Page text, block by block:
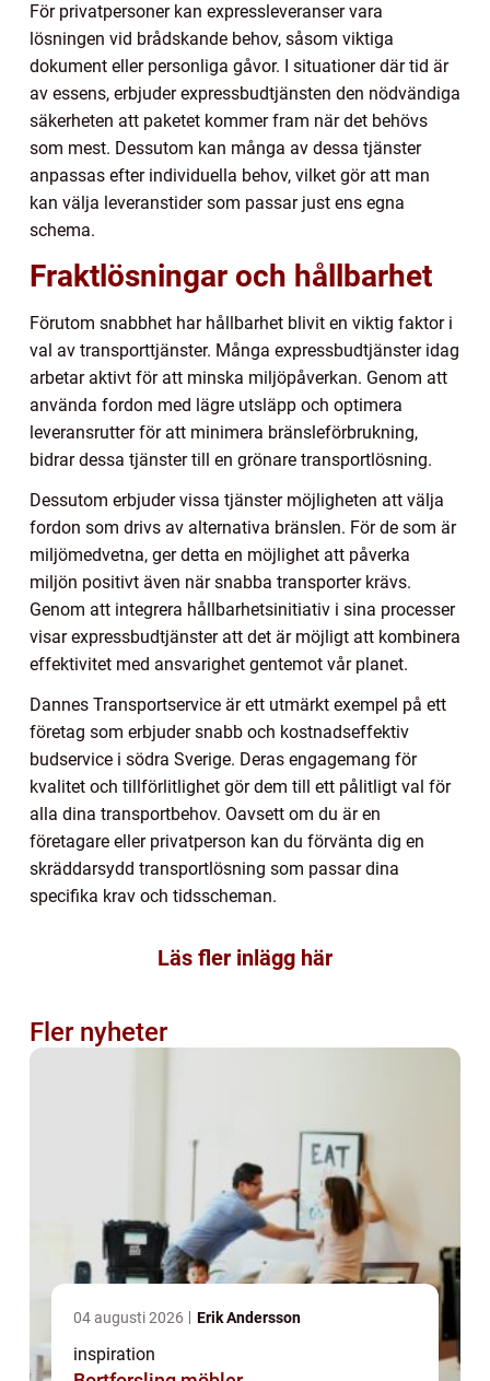
För privatpersoner kan expressleveranser vara
lösningen vid brådskande behov, såsom viktiga
dokument eller personliga gåvor. I situationer där tid är
av essens, erbjuder expressbudtjänsten den nödvändiga
säkerheten att paketet kommer fram när det behövs
som mest. Dessutom kan många av dessa tjänster
anpassas efter individuella behov, vilket gör att man
kan välja leveranstider som passar just ens egna
schema.
Fraktlösningar och hållbarhet
Förutom snabbhet har hållbarhet blivit en viktig faktor i
val av transporttjänster. Många expressbudtjänster idag
arbetar aktivt för att minska miljöpåverkan. Genom att
använda fordon med lägre utsläpp och optimera
leveransrutter för att minimera bränsleförbrukning,
bidrar dessa tjänster till en grönare transportlösning.
Dessutom erbjuder vissa tjänster möjligheten att välja
fordon som drivs av alternativa bränslen. För de som är
miljömedvetna, ger detta en möjlighet att påverka
miljön positivt även när snabba transporter krävs.
Genom att integrera hållbarhetsinitiativ i sina processer
visar expressbudtjänster att det är möjligt att kombinera
effektivitet med ansvarighet gentemot vår planet.
Dannes Transportservice är ett utmärkt exempel på ett
företag som erbjuder snabb och kostnadseffektiv
budservice i södra Sverige. Deras engagemang för
kvalitet och tillförlitlighet gör dem till ett pålitligt val för
alla dina transportbehov. Oavsett om du är en
företagare eller privatperson kan du förvänta dig en
skräddarsydd transportlösning som passar dina
specifika krav och tidsscheman.
Läs fler inlägg här
Fler nyheter
04 augusti 2026 Erik Andersson
inspiration